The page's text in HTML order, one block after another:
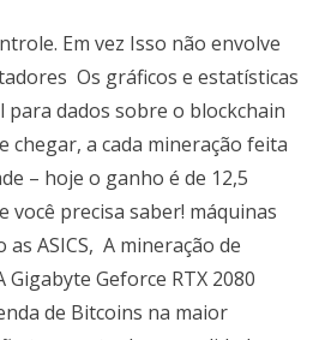
Em vez Isso não envolve
Os gráficos e estatísticas
dados sobre o blockchain
chegar, a cada mineração feita
– hoje o ganho é de 12,5
precisa saber! máquinas
ASICS, A mineração de
Geforce RTX 2080
de Bitcoins na maior